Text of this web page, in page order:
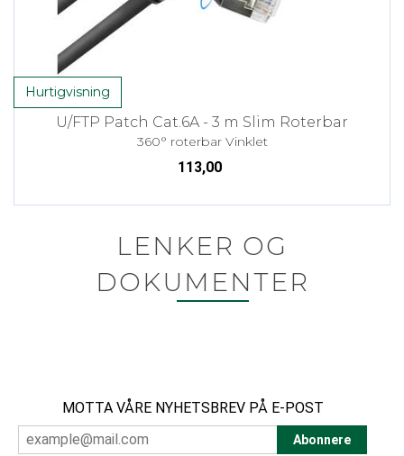
Hurtigvisning
U/FTP Patch Cat.6A - 3 m Slim Roterbar
360° roterbar Vinklet
113,00
LENKER OG
DOKUMENTER
MOTTA VÅRE NYHETSBREV PÅ E-POST